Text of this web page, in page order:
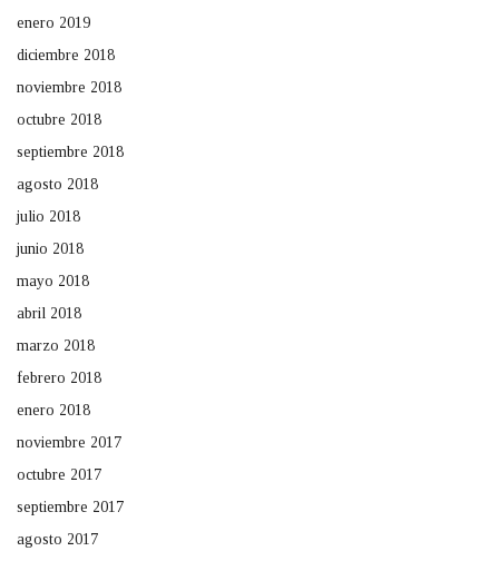
enero 2019
diciembre 2018
noviembre 2018
octubre 2018
septiembre 2018
agosto 2018
julio 2018
junio 2018
mayo 2018
abril 2018
marzo 2018
febrero 2018
enero 2018
noviembre 2017
octubre 2017
septiembre 2017
agosto 2017